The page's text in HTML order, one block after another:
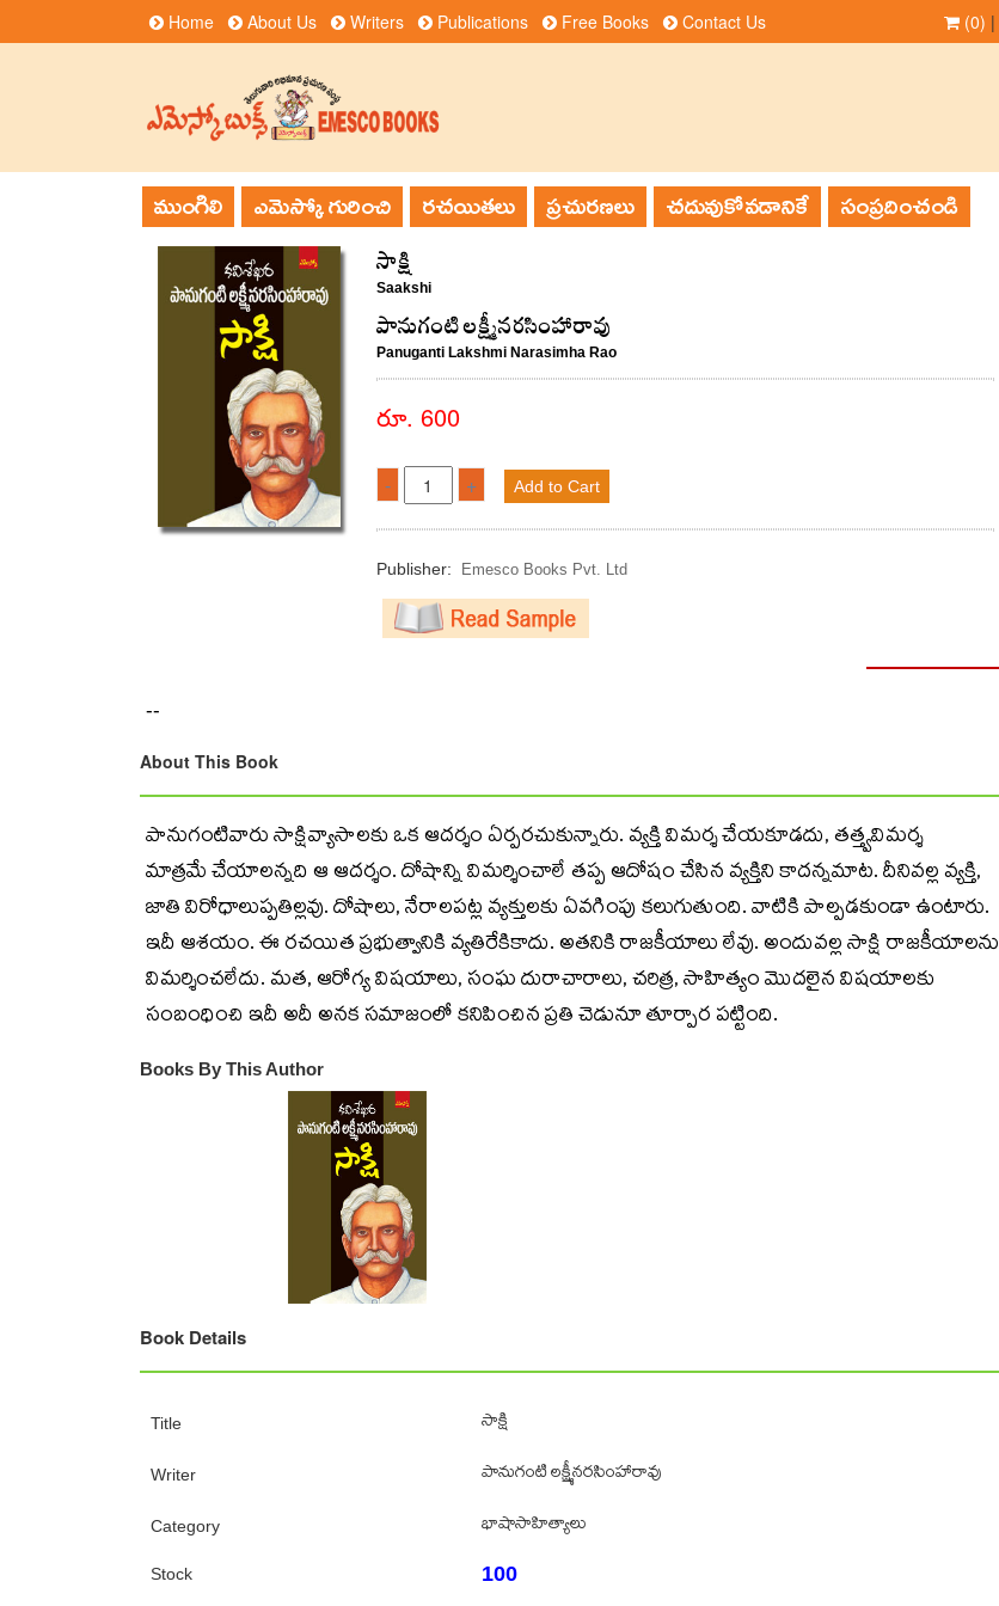
Home About Us Writers Publications Free Books Contact Us (0) |
ముంగిలి ఎమెస్కో గురించి రచయితలు ప్రచురణలు చదువుకోవడానికే సంప్రదించండి
సాక్షి
Saakshi
పానుగంటి లక్ష్మీనరసింహారావు
Panuganti Lakshmi Narasimha Rao
రూ. 600
- + Add to Cart
Publisher: Emesco Books Pvt. Ltd
--
About This Book
పానుగంటివారు సాక్షివ్యాసాలకు ఒక ఆదర్శం ఏర్పరచుకున్నారు. వ్యక్తి విమర్శ చేయకూడదు, తత్త్వవిమర్శ
మాత్రమే చేయాలన్నది ఆ ఆదర్శం. దోషాన్ని విమర్శించాలే తప్ప ఆదోషం చేసిన వ్యక్తిని కాదన్నమాట. దీనివల్ల వ్యక్తి,
జాతి విరోధాలుప్పతిల్లవు. దోషాలు, నేరాలపట్ల వ్యక్తులకు ఏవగింపు కలుగుతుంది. వాటికి పాల్పడకుండా ఉంటారు.
ఇదీ ఆశయం. ఈ రచయిత ప్రభుత్వానికి వ్యతిరేకికాదు. అతనికి రాజకీయాలు లేవు. అందువల్ల సాక్షి రాజకీయాలను
విమర్శించలేదు. మత, ఆరోగ్య విషయాలు, సంఘ దురాచారాలు, చరిత్ర, సాహిత్యం మొదలైన విషయాలకు
సంబంధించి ఇదీ అదీ అనక సమాజంలో కనిపించిన ప్రతి చెడునూ తూర్పార పట్టింది.
Books By This Author
Book Details
Title సాక్షి
Writer పానుగంటి లక్ష్మీనరసింహారావు
Category భాషాసాహిత్యాలు
Stock 100